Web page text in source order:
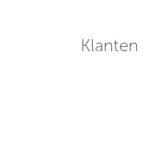
Klanten